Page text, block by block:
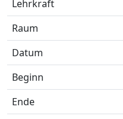
Lehrkraft
Raum
Datum
Beginn
Ende